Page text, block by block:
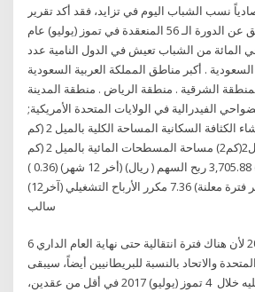
نسب الشباب اليوم في تزايد، فقد أكد تقرير
الأمم المتحدة المنبثق عن الدورة الـ 56 المنعقدة في تموز (يوليو) عام
أن نسبة 85 في المائة من الشباب تعيش في الدول النامية عدد
. أكبر مناطق المملكة العربية السعودية
الشرقية . منطقة الرياض . منطقة المدينة
الفيدرالية في الولايات المتحدة الأمريكية;
الأسم اختصار تاريخ الإنشاء الكثافة السكانية المساحة الكلية بالميل 2 (كم
2) مساحة الأراضي بالميل2(كم2) مساحة المسطحات المائية بالميل 2 (كم
2 عدد الأسهم ((مليون)) 3,705.88 ربح السهم ( ريال) (أخر 12 شهر) (0.36 )
القيمة الدفترية (لأخر فترة معلنة) 7.36 مكرر الأرباح التشغيلي (آخر12)
سالب
6 شباط (فبراير) 2020 لأن هناك فترة انتقالية حتى نهاية العام الداري
المتحدة والاتحاد بالنسبة للبريطانيين أيضاً، سيبقى
كل شيء على ما هو عليه خلال 4 تموز (يوليو) 2017 في أقل من عقدين،